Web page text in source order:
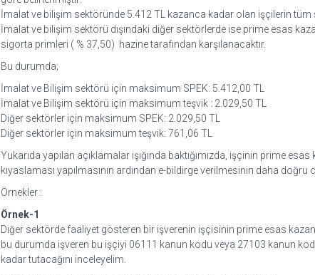
İmalat ve bilişim sektöründe 5.412 TL kazanca kadar olan işçilerin
İmalat ve bilişim sektörü dışındaki diğer sektörlerde ise prime esas
sigorta primleri ( % 37,50) hazine tarafından karşılanacaktır.
Bu durumda;
İmalat ve Bilişim sektörü için maksimum SPEK: 5.412,00 TL
İmalat ve Bilişim sektörü için maksimum teşvik : 2.029,50 TL
Diğer sektörler için maksimum SPEK: 2.029,50 TL
Diğer sektörler için maksimum teşvik: 761,06 TL
Yukarıda yapılan açıklamalar ışığında baktığımızda, işçinin prime
kıyaslaması yapılmasının ardından e-bildirge verilmesinin daha doğru
Örnekler :
Örnek-1
Diğer sektörde faaliyet gösteren bir işverenin işçisinin prime esas
bu durumda işveren bu işçiyi 06111 kanun kodu veya 27103 kanun
kadar tutacağını inceleyelim.